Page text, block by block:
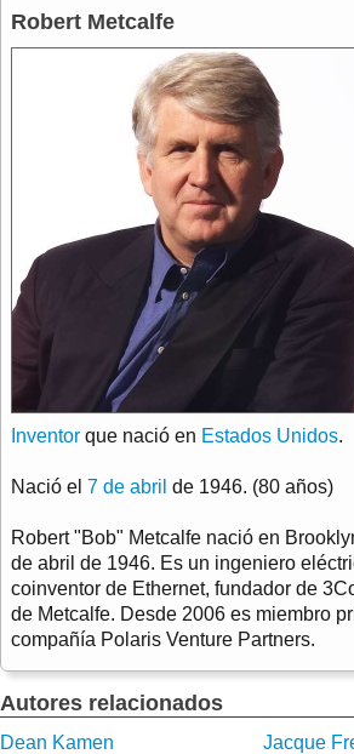
Robert Metcalfe
Inventor que nació en Estados Unidos.
Nació el 7 de abril de 1946. (80 años)
Robert "Bob" Metcalfe nació en
de abril de 1946. Es un ingeniero
coinventor de Ethernet, fundador de
de Metcalfe. Desde 2006 es miembro
compañía Polaris Venture Partners.
Autores relacionados
Dean Kamen
Jacque